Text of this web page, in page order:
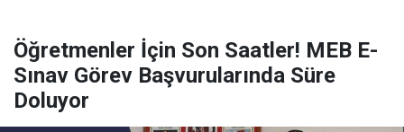
Öğretmenler İçin Son Saatler! MEB E-
Sınav Görev Başvurularında Süre
Doluyor